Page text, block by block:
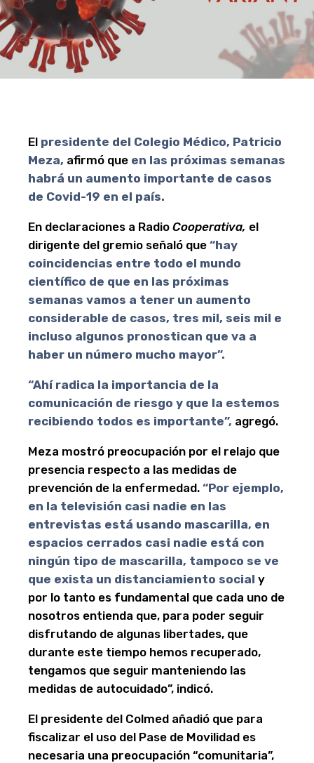
El presidente del Colegio Médico, Patricio
Meza, afirmó que en las próximas semanas
habrá un aumento importante de casos
de Covid-19 en el país.
En declaraciones a Radio Cooperativa, el
dirigente del gremio señaló que “hay
coincidencias entre todo el mundo
científico de que en las próximas
semanas vamos a tener un aumento
considerable de casos, tres mil, seis mil e
incluso algunos pronostican que va a
haber un número mucho mayor”.
“Ahí radica la importancia de la
comunicación de riesgo y que la estemos
recibiendo todos es importante”, agregó.
Meza mostró preocupación por el relajo que
presencia respecto a las medidas de
prevención de la enfermedad. “Por ejemplo,
en la televisión casi nadie en las
entrevistas está usando mascarilla, en
espacios cerrados casi nadie está con
ningún tipo de mascarilla, tampoco se ve
que exista un distanciamiento social y
por lo tanto es fundamental que cada uno de
nosotros entienda que, para poder seguir
disfrutando de algunas libertades, que
durante este tiempo hemos recuperado,
tengamos que seguir manteniendo las
medidas de autocuidado”, indicó.
El presidente del Colmed añadió que para
fiscalizar el uso del Pase de Movilidad es
necesaria una preocupación “comunitaria”,